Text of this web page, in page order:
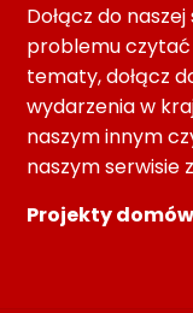
Dołącz do
problemu
tematy, dołącz
wydarzenia w
naszym innym
naszym serwisie
Projekty